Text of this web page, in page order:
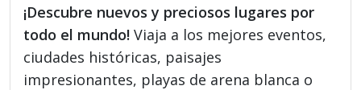
¡Descubre nuevos y preciosos lugares por
todo el mundo! Viaja a los mejores eventos,
ciudades históricas, paisajes
impresionantes, playas de arena blanca o